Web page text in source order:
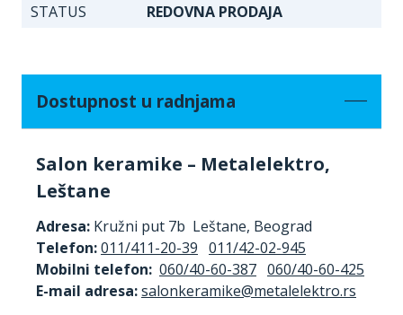
STATUS REDOVNA PRODAJA
Dostupnost u radnjama
Salon keramike – Metalelektro,
Leštane
Adresa: Kružni put 7b Leštane, Beograd
Telefon:011/411-20-39 011/42-02-945
Mobilni telefon: 060/40-60-387 060/40-60-425
E-mail adresa: